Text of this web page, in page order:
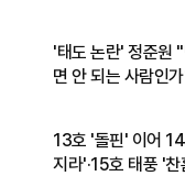
'태도 논란' 정준원
면 안 되는 사람인
13호 '돌핀' 이어
지라'·15호 태풍 '